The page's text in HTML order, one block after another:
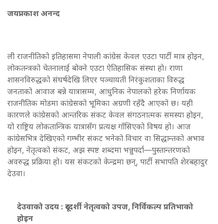
जयप्नकाश अनन्द
ली राजनीतिको इतिहासमा नेपाली कांग्रेस केवल एउटा पार्टी मात्र होइन,
लोकतन्त्रको चेतनालाई बोक्ने एउटा ऐतिहासिक संस्था हो। राणा
शासनविरुद्धको संघर्षदेखि लिएर पञ्चायती निरंकुशताका विरुद्ध
जनताको आवाज बन्ने यात्रासम्म, आधुनिक नेपालको हरेक निर्णायक
राजनीतिक मोडमा कांग्रेसको भूमिका अग्रणी रहँदै आएको छ। यही
कारणले कांग्रेसको आन्तरिक संकट केवल संगठनात्मक समस्या होइन,
यो राष्ट्रिय लोकतान्त्रिक यात्रासँग प्रत्यक्ष गाँसिएको विषय हो। आज
कांग्रेसभित्र देखिएको गम्भीर संकट भनेको विचार वा सिद्धान्तको अभाव
होइन, नेतृत्वको संकट, अझ स्पष्ट शब्दमा भन्नुपर्दा—पुस्तान्तरणको
अवरुद्ध प्रक्रिया हो। यस संकटको केन्द्रमा छन्, पार्टी सभापति शेरबहादुर
देउवा।
देउवाको उदय : दूरदर्शी नेतृत्वको उपज, निर्विकल्प प्रतिभाको
होइन